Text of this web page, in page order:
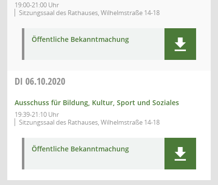
19:00-21:00 Uhr
Sitzungssaal des Rathauses, Wilhelmstraße 14-18
Öffentliche Bekanntmachung
DI 06.10.2020
Ausschuss für Bildung, Kultur, Sport und Soziales
19:39-21:10 Uhr
Sitzungssaal des Rathauses, Wilhelmstraße 14-18
Öffentliche Bekanntmachung